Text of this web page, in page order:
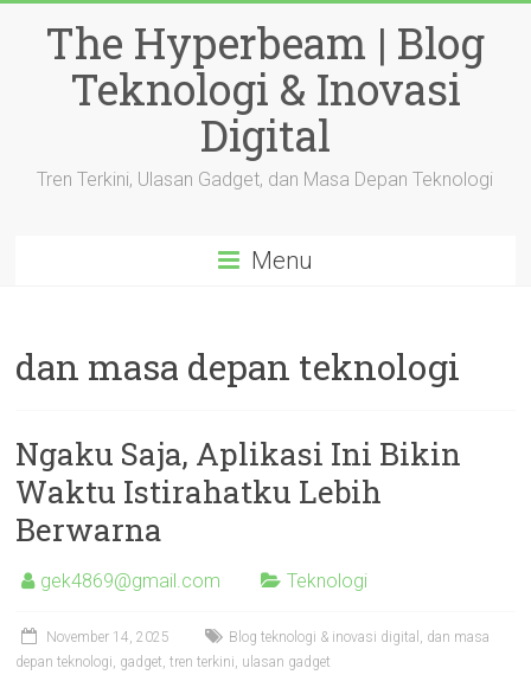
contentThe Hyperbeam | Blog
Teknologi & Inovasi
Digital
Tren Terkini, Ulasan Gadget, dan Masa Depan Teknologi
Menu
dan masa depan teknologi
Ngaku Saja, Aplikasi Ini Bikin
Waktu Istirahatku Lebih
Berwarna
gek4869@gmail.com Teknologi
November 14, 2025 Blog teknologi & inovasi digital , dan masa
depan teknologi, gadget,tren terkini, ulasan gadget